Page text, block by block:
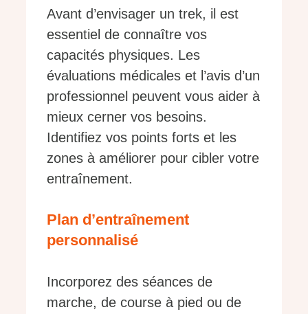
Avant d’envisager un trek, il est
essentiel de connaître vos
capacités physiques. Les
évaluations médicales et l’avis d’un
professionnel peuvent vous aider à
mieux cerner vos besoins.
Identifiez vos points forts et les
zones à améliorer pour cibler votre
entraînement.
Plan d’entraînement
personnalisé
Incorporez des séances de
marche, de course à pied ou de